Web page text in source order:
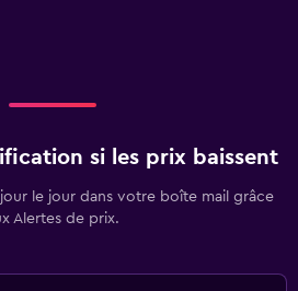
si les prix baissent
jour le jour dans votre boîte mail grâce
Alertes de prix.